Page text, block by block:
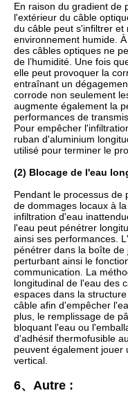
En raison du gradient de
l'extérieur du câble
du câble peut s'infiltrer et
environnement humide.
des câbles optiques ne
de l’humidité. Une fois
elle peut provoquer la
entraînant un
corrode non seulement
augmente également la
performances de
Pour empêcher
ruban d'aluminium
utilisé pour terminer le
(2) Blocage de l'eau
Pendant le processus de
de dommages locaux à
infiltration d'eau
l'eau peut pénétrer
ainsi ses performances.
pénétrer dans la boîte de
perturbant ainsi le
communication. La
longitudinal de l'eau des
espaces dans la
câble afin d'empêcher
plus, le remplissage de
bloquant l'eau ou
d'adhésif thermofusible
peuvent également jouer
vertical.
6、Autre :